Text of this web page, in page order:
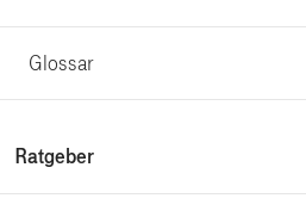
Glossar
Ratgeber